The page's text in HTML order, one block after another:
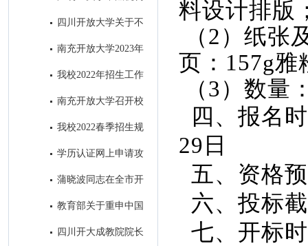
仪式圆满举行
仪式圆满举行
冒用我校名义进行虚假招生的郑
四川开放大学关于不
法机构冒用我校名义进行虚假招
南充开放大学2023年
春季招生简章
我校2022年招生工作
取得历史性突破
南充开放大学召开校
本部2022年秋季招生工作会
我校2022春季招生规
模名列全省市州开大第一名
学历认证网上申请攻
蒲晓波同志在全市开
大系统招生会议上的讲话
教育部关于重申中国
高等教育学生信息网是学历证书
四川开大成教院院长
料设计排版
（2）纸张
页：157g雅
（3）数量
四、报名
29日
五、资格
六、投标
七、开标